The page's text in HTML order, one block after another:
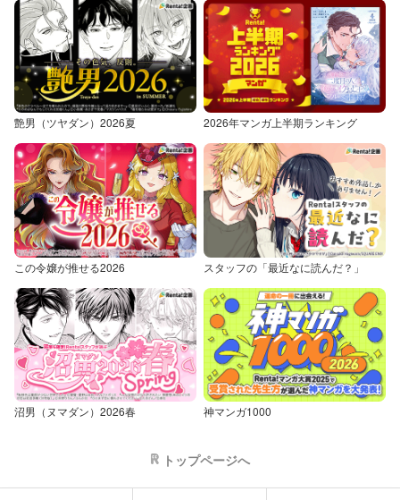
艶男（ツヤダン）2026夏 2026年マンガ上半期ランキング
この令嬢が推せる2026 スタッフの「最近なに読んだ？」
沼男（ヌマダン）2026春 神マンガ1000
トップページへ